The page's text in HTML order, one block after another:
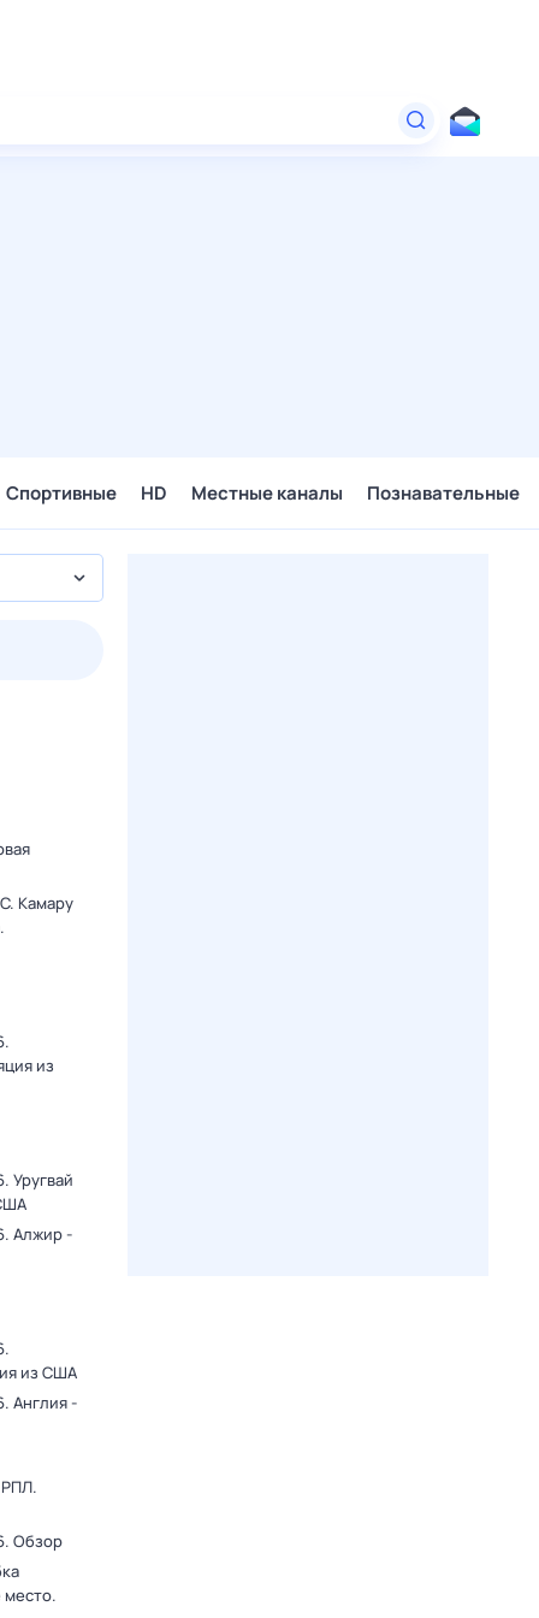
Спортивные HD Местные каналы Познавательные
Камару
из
Уругвай
Алжир -
из США
Англия -
Обзор